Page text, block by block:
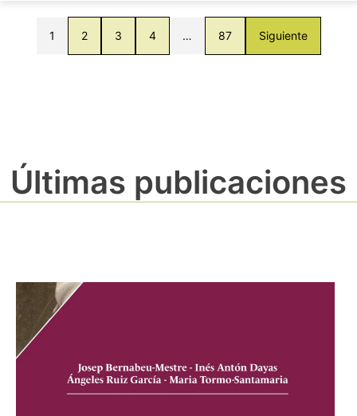
1 2 3 4 … 87 Siguiente
Últimas publicaciones